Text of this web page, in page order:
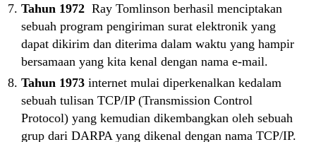
Tahun 1972 Ray Tomlinson berhasil menciptakan
sebuah program pengiriman surat elektronik yang
dapat dikirim dan diterima dalam waktu yang hampir
bersamaan yang kita kenal dengan nama e-mail.
Tahun 1973 internet mulai diperkenalkan kedalam
sebuah tulisan TCP/IP (Transmission Control
Protocol) yang kemudian dikembangkan oleh sebuah
grup dari DARPA yang dikenal dengan nama TCP/IP.